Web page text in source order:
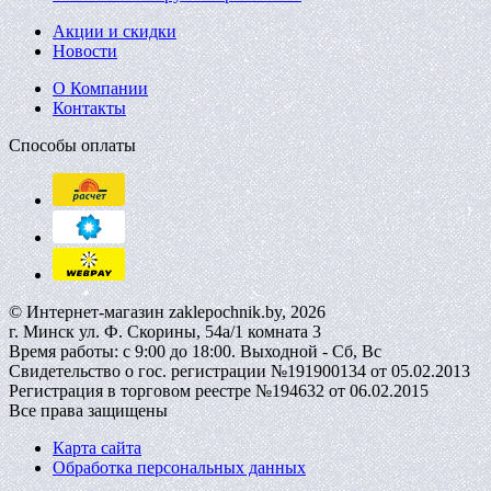
Акции и скидки
Новости
О Компании
Контакты
Способы оплаты
© Интернет-магазин zaklepochnik.by, 2026
г. Минск ул. Ф. Скорины, 54а/1 комната 3
Время работы: с 9:00 до 18:00. Выходной - Сб, Вс
Свидетельство о гос. регистрации №191900134 от 05.02.2013
Регистрация в торговом реестре №194632 от 06.02.2015
Все права защищены
Карта сайта
Обработка персональных данных